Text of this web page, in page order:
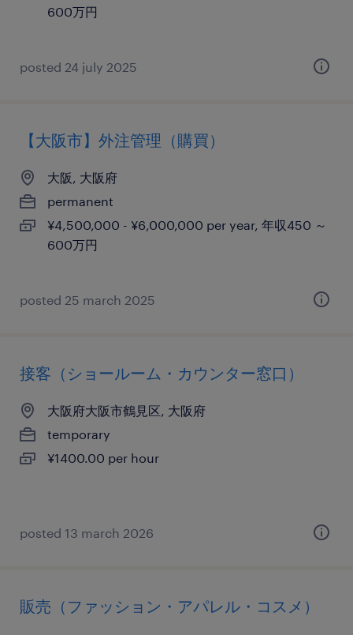
600万円
posted 24 july 2025
【大阪市】外注管理（購買）
大阪, 大阪府
permanent
¥4,500,000 - ¥6,000,000 per year, 年収450 ～
600万円
posted 25 march 2025
接客（ショールーム・カウンター窓口）
大阪府大阪市鶴見区, 大阪府
temporary
¥1400.00 per hour
posted 13 march 2026
販売（ファッション・アパレル・コスメ）